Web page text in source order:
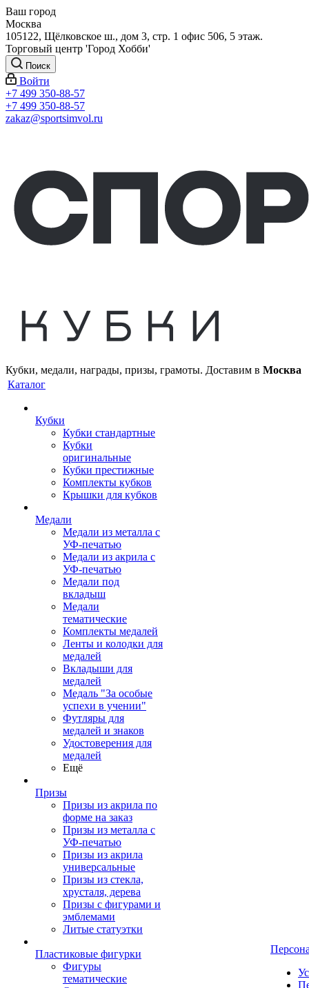
Ваш город
Москва
105122, Щёлковское ш., дом 3, стр. 1 офис 506, 5 этаж.
Торговый центр 'Город Хобби'
Поиск
Войти
+7 499 350-88-57
+7 499 350-88-57
zakaz@sportsimvol.ru
Кубки, медали, награды, призы, грамоты. Доставим в Москва
Каталог
Кубки
Кубки стандартные
Кубки
оригинальные
Кубки престижные
Комплекты кубков
Крышки для кубков
Медали
Медали из металла с
УФ-печатью
Медали из акрила с
УФ-печатью
Медали под
вкладыш
Медали
тематические
Комплекты медалей
Ленты и колодки для
медалей
Вкладыши для
медалей
Медаль "За особые
успехи в учении"
Футляры для
медалей и знаков
Удостоверения для
медалей
Ещё
Призы
Призы из акрила по
форме на заказ
Призы из металла с
УФ-печатью
Призы из акрила
универсальные
Призы из стекла,
хрусталя, дерева
Призы с фигурами и
эмблемами
Литые статуэтки
Пластиковые фигурки
Фигуры
тематические